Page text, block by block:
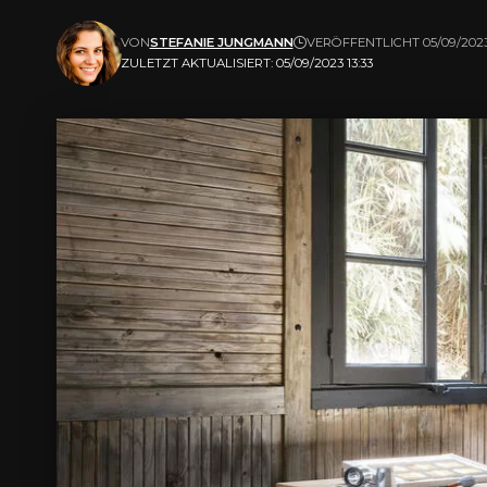
ZULETZT AKTUALISIERT: 05/09/2023 13:33
VONSTEFANIE JUNGMANN VERÖFFENTLICHT 05/09/